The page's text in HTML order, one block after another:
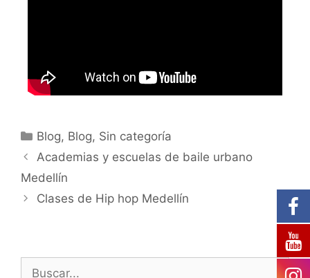
Blog, Blog, Sin categoría
Academias y escuelas de baile urbano
Medellín
Clases de Hip hop Medellín